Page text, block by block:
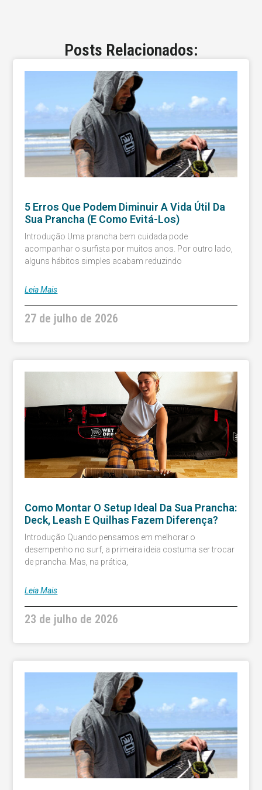
Posts Relacionados:
5 Erros Que Podem Diminuir A Vida Útil Da
Sua Prancha (e Como Evitá-Los)
Introdução Uma prancha bem cuidada pode
acompanhar o surfista por muitos anos. Por outro lado,
alguns hábitos simples acabam reduzindo
Leia Mais
27 de julho de 2026
Como Montar O Setup Ideal Da Sua Prancha:
Deck, Leash E Quilhas Fazem Diferença?
Introdução Quando pensamos em melhorar o
desempenho no surf, a primeira ideia costuma ser trocar
de prancha. Mas, na prática,
Leia Mais
23 de julho de 2026